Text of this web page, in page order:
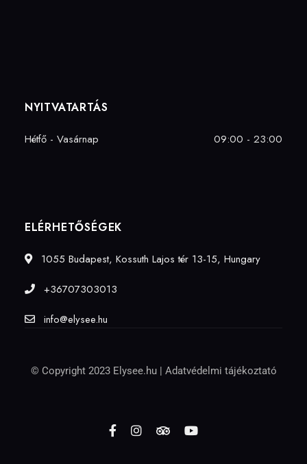
NYITVATARTÁS
Hétfő - Vasárnap 09:00 - 23:00
ELÉRHETŐSÉGEK
1055 Budapest, Kossuth Lajos tér 13-15, Hungary
+36707303013
info@elysee.hu
© Copyright 2023 Elysee.hu | Adatvédelmi tájékoztató